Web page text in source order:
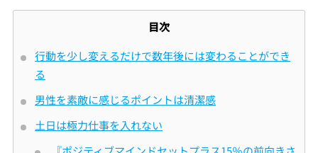
目次
行動を少し変えるだけで数年後には変わることができ
る
男性を素敵に感じるポイントは清潔感
土日は極力仕事を入れない